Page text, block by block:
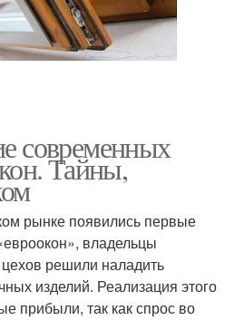
современных
Тайны,
рынке появились первые
владельцы
решили наладить
изделий. Реализация этого
прибыли, так как спрос во